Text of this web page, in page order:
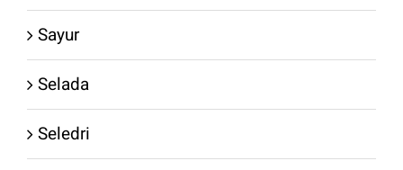
Sayur
Selada
Seledri